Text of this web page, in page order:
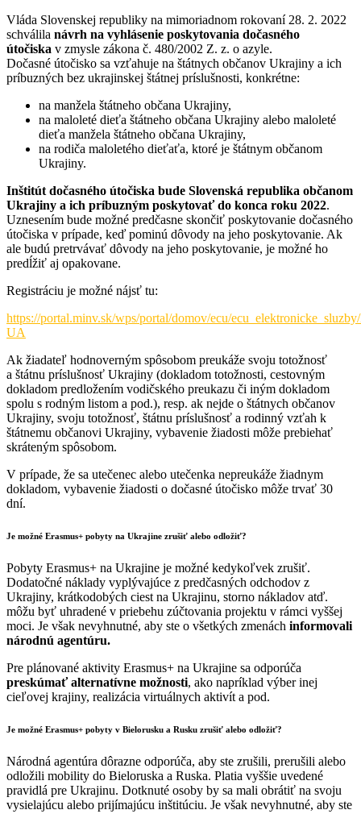
Vláda Slovenskej republiky na mimoriadnom rokovaní 28. 2. 2022
schválila návrh na vyhlásenie poskytovania dočasného
útočiska v zmysle zákona č. 480/2002 Z. z. o azyle.
Dočasné útočisko sa vzťahuje na štátnych občanov Ukrajiny a ich
príbuzných bez ukrajinskej štátnej príslušnosti, konkrétne:
na manžela štátneho občana Ukrajiny,
na maloleté dieťa štátneho občana Ukrajiny alebo maloleté
dieťa manžela štátneho občana Ukrajiny,
na rodiča maloletého dieťaťa, ktoré je štátnym občanom
Ukrajiny.
Inštitút dočasného útočiska bude Slovenská republika občanom
Ukrajiny a ich príbuzným poskytovať do konca roku 2022.
Uznesením bude možné predčasne skončiť poskytovanie dočasného
útočiska v prípade, keď pominú dôvody na jeho poskytovanie. Ak
ale budú pretrvávať dôvody na jeho poskytovanie, je možné ho
predĺžiť aj opakovane.
Registráciu je možné nájsť tu:
https://portal.minv.sk/wps/portal/domov/ecu/
UA
Ak žiadateľ hodnoverným spôsobom preukáže svoju totožnosť
a štátnu príslušnosť Ukrajiny (dokladom totožnosti, cestovným
dokladom predložením vodičského preukazu či iným dokladom
spolu s rodným listom a pod.), resp. ak nejde o štátnych občanov
Ukrajiny, svoju totožnosť, štátnu príslušnosť a rodinný vzťah k
štátnemu občanovi Ukrajiny, vybavenie žiadosti môže prebiehať
skráteným spôsobom.
V prípade, že sa utečenec alebo utečenka nepreukáže žiadnym
dokladom, vybavenie žiadosti o dočasné útočisko môže trvať 30
dní.
Je možné Erasmus+ pobyty na Ukrajine zrušiť alebo odložiť?
Pobyty Erasmus+ na Ukrajine je možné kedykoľvek zrušiť.
Dodatočné náklady vyplývajúce z predčasných odchodov z
Ukrajiny, krátkodobých ciest na Ukrajinu, storno nákladov atď.
môžu byť uhradené v priebehu zúčtovania projektu v rámci vyššej
moci. Je však nevyhnutné, aby ste o všetkých zmenách informovali
národnú agentúru.
Pre plánované aktivity Erasmus+ na Ukrajine sa odporúča
preskúmať alternatívne možnosti, ako napríklad výber inej
cieľovej krajiny, realizácia virtuálnych aktivít a pod.
Je možné Erasmus+ pobyty v Bielorusku a Rusku zrušiť alebo odložiť?
Národná agentúra dôrazne odporúča, aby ste zrušili, prerušili alebo
odložili mobility do Bieloruska a Ruska. Platia vyššie uvedené
pravidlá pre Ukrajinu. Dotknuté osoby by sa mali obrátiť na svoju
vysielajúcu alebo prijímajúcu inštitúciu. Je však nevyhnutné, aby ste